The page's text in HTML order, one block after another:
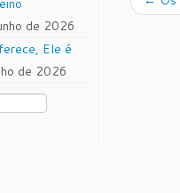
de 2026
Ele é
de 2026